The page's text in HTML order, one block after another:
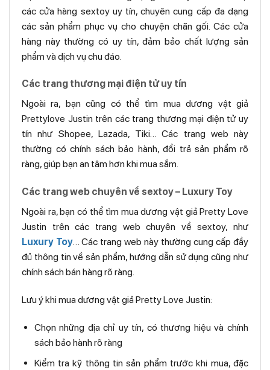
các cửa hàng sextoy uy tín, chuyên cung cấp đa dạng
các sản phẩm phục vụ cho chuyện chăn gối. Các cửa
hàng này thường có uy tín, đảm bảo chất lượng sản
phẩm và dịch vụ chu đáo.
Các trang thương mại điện tử uy tín
Ngoài ra, bạn cũng có thể tìm mua dương vật giả
Prettylove Justin trên các trang thương mại điện tử uy
tín như Shopee, Lazada, Tiki… Các trang web này
thường có chính sách bảo hành, đổi trả sản phẩm rõ
ràng, giúp bạn an tâm hơn khi mua sắm.
Các trang web chuyên về sextoy – Luxury Toy
Ngoài ra, bạn có thể tìm mua dương vật giả Pretty Love
Justin trên các trang web chuyên về sextoy, như
Luxury Toy… Các trang web này thường cung cấp đầy
đủ thông tin về sản phẩm, hướng dẫn sử dụng cũng như
chính sách bán hàng rõ ràng.
Lưu ý khi mua dương vật giả Pretty Love Justin:
Chọn những địa chỉ uy tín, có thương hiệu và chính
sách bảo hành rõ ràng
Kiểm tra kỹ thông tin sản phẩm trước khi mua, đặc